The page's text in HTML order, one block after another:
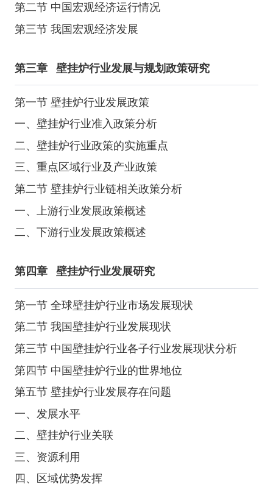
第二节 中国宏观经济运行情况
第三节 我国宏观经济发展
第三章 壁挂炉行业发展与规划政策研究
第一节 壁挂炉行业发展政策
一、壁挂炉行业准入政策分析
二、壁挂炉行业政策的实施重点
三、重点区域行业及产业政策
第二节 壁挂炉行业链相关政策分析
一、上游行业发展政策概述
二、下游行业发展政策概述
第四章 壁挂炉行业发展研究
第一节 全球壁挂炉行业市场发展现状
第二节 我国壁挂炉行业发展现状
第三节 中国壁挂炉行业各子行业发展现状分析
第四节 中国壁挂炉行业的世界地位
第五节 壁挂炉行业发展存在问题
一、发展水平
二、壁挂炉行业关联
三、资源利用
四、区域优势发挥